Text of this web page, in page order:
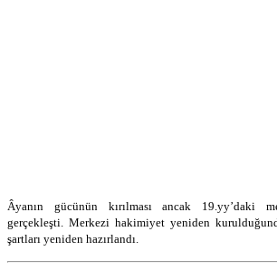
Âyanın gücünün kırılması ancak 19.yy’daki
gerçekleşti. Merkezi hakimiyet yeniden
şartları yeniden hazırlandı.